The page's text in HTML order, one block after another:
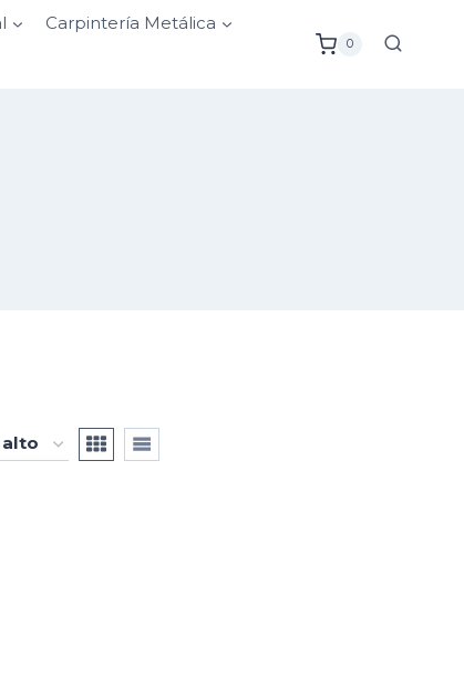
Carpintería Metálica
0